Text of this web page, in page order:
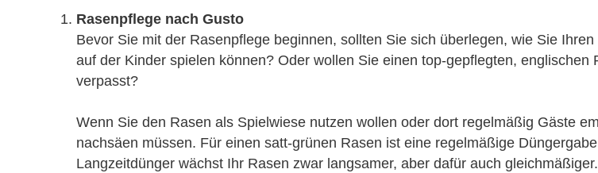
Rasenpflege nach Gusto
Bevor Sie mit der Rasenpflege beginnen, sollten Sie sich überlegen, wie Sie
auf der Kinder spielen können? Oder wollen Sie einen top-gepflegten,
verpasst?
Wenn Sie den Rasen als Spielwiese nutzen wollen oder dort regelmäßig Gäste
nachsäen müssen. Für einen satt-grünen Rasen ist eine regelmäßige
Langzeitdünger wächst Ihr Rasen zwar langsamer, aber dafür auch gleichmäßiger.